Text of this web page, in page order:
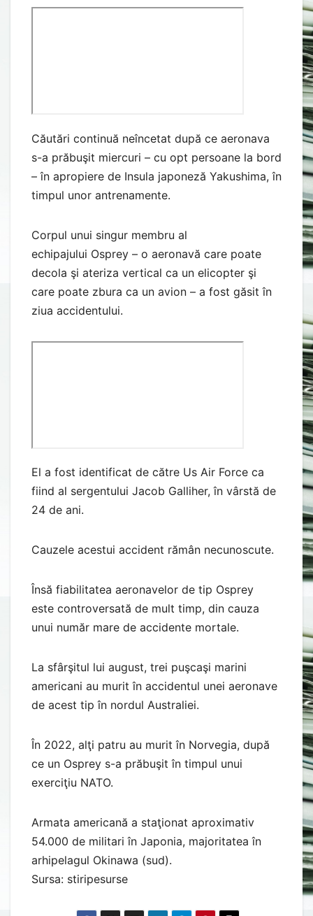
Căutări continuă neîncetat după ce aeronava
s-a prăbuşit miercuri – cu opt persoane la bord
– în apropiere de Insula japoneză Yakushima, în
timpul unor antrenamente.
Corpul unui singur membru al
echipajului Osprey – o aeronavă care poate
decola şi ateriza vertical ca un elicopter şi
care poate zbura ca un avion – a fost găsit în
ziua accidentului.
El a fost identificat de către Us Air Force ca
fiind al sergentului Jacob Galliher, în vârstă de
24 de ani.
Cauzele acestui accident rămân necunoscute.
Însă fiabilitatea aeronavelor de tip Osprey
este controversată de mult timp, din cauza
unui număr mare de accidente mortale.
La sfârşitul lui august, trei puşcaşi marini
americani au murit în accidentul unei aeronave
de acest tip în nordul Australiei.
În 2022, alţi patru au murit în Norvegia, după
ce un Osprey s-a prăbuşit în timpul unui
exerciţiu NATO.
Armata americană a staţionat aproximativ
54.000 de militari în Japonia, majoritatea în
arhipelagul Okinawa (sud).
Sursa: stiripesurse